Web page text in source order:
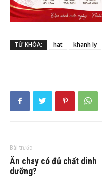
TỪ KHÓA: hat khanh ly
Bài trước
Ăn chay có đủ chất dinh
dưỡng?